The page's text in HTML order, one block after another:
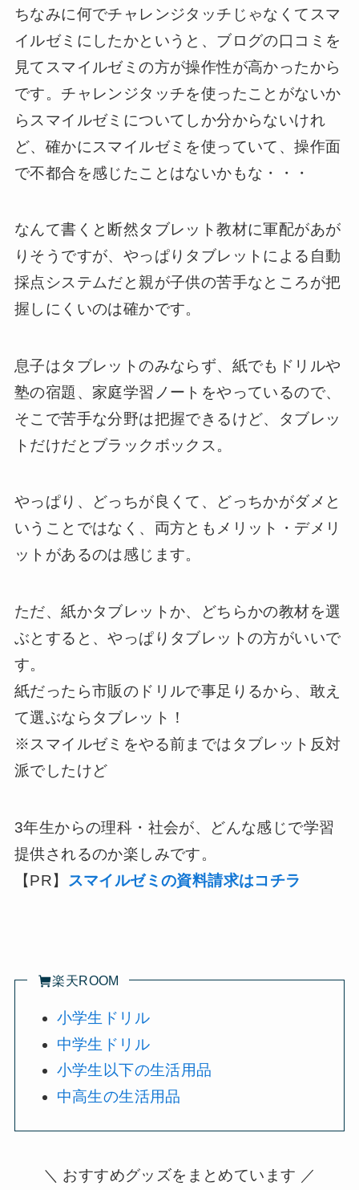
ちなみに何でチャレンジタッチじゃなくてスマ
イルゼミにしたかというと、ブログの口コミを
見てスマイルゼミの方が操作性が高かったから
です。チャレンジタッチを使ったことがないか
らスマイルゼミについてしか分からないけれ
ど、確かにスマイルゼミを使っていて、操作面
で不都合を感じたことはないかもな・・・
なんて書くと断然タブレット教材に軍配があが
りそうですが、やっぱりタブレットによる自動
採点システムだと親が子供の苦手なところが把
握しにくいのは確かです。
息子はタブレットのみならず、紙でもドリルや
塾の宿題、家庭学習ノートをやっているので、
そこで苦手な分野は把握できるけど、タブレッ
トだけだとブラックボックス。
やっぱり、どっちが良くて、どっちかがダメと
いうことではなく、両方ともメリット・デメリ
ットがあるのは感じます。
ただ、紙かタブレットか、どちらかの教材を選
ぶとすると、やっぱりタブレットの方がいいで
す。
紙だったら市販のドリルで事足りるから、敢え
て選ぶならタブレット！
※スマイルゼミをやる前まではタブレット反対
派でしたけど
3年生からの理科・社会が、どんな感じで学習
提供されるのか楽しみです。
【PR】
スマイルゼミの資料請求はコチラ
楽天ROOM
小学生ドリル
中学生ドリル
小学生以下の生活用品
中高生の生活用品
＼ おすすめグッズをまとめています ／